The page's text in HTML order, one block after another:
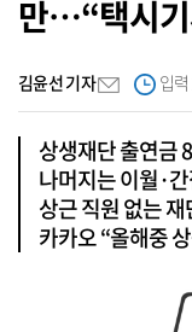
만…“택시기
김윤선 기자 입
상생재단 출연금
나머지는 이월·
상근 직원 없는
카카오 “올해중